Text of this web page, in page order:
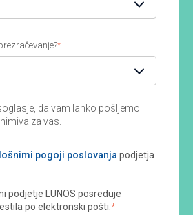
*
da vam lahko pošljemo
za vas.
pogoji poslovanja podjetja
podjetje LUNOS posreduje
po elektronski pošti.*